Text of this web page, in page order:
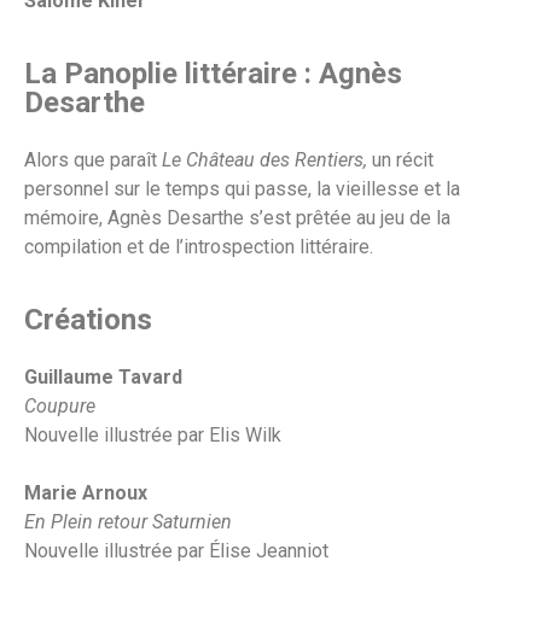
La Panoplie littéraire : Agnès
Desarthe
Alors que paraît Le Château des Rentiers, un récit
personnel sur le temps qui passe, la vieillesse et la
mémoire, Agnès Desarthe s’est prêtée au jeu de la
compilation et de l’introspection littéraire.
Créations
Guillaume Tavard
Coupure
Nouvelle illustrée par Elis Wilk
Marie Arnoux
En Plein retour Saturnien
Nouvelle illustrée par Élise Jeanniot